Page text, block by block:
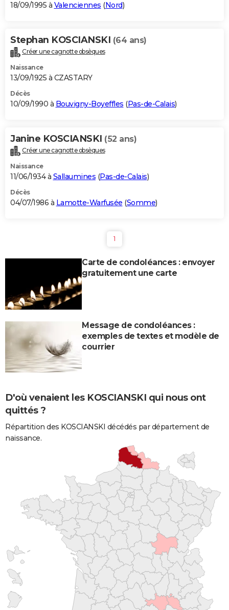
18/09/1995 à Valenciennes (Nord)
Stephan KOSCIANSKI (64 ans)
Créer une cagnotte obsèques
Naissance
13/09/1925 à CZASTARY
Décès
10/09/1990 à Bouvigny-Boyeffles (Pas-de-Calais)
Janine KOSCIANSKI (52 ans)
Créer une cagnotte obsèques
Naissance
11/06/1934 à Sallaumines (Pas-de-Calais)
Décès
04/07/1986 à Lamotte-Warfusée (Somme)
1
Carte de condoléances : envoyer
gratuitement une carte
Message de condoléances :
exemples de textes et modèle de
courrier
D'où venaient les KOSCIANSKI qui nous ont
quittés ?
Répartition des KOSCIANSKI décédés par département de
naissance.